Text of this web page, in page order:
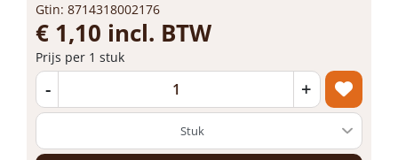
Gtin: 8714318002176
€ 1,10 incl. BTW
Prijs per 1 stuk
- +